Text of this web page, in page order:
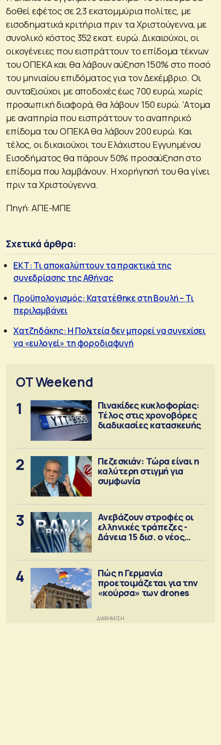
δοθεί εφέτος σε 2,3 εκατομμύρια πολίτες, με
εισοδηματικά κριτήρια πριν τα Χριστούγεννα, με
συνολικό κόστος 352 εκατ. ευρώ. Δικαιούχοι, οι
οικογένειες που εισπράττουν το επίδομα τέκνων
του ΟΠΕΚΑ και θα λάβουν αύξηση 150% στο ποσό
του μηνιαίου επιδόματος για τον Δεκέμβριο. Οι
συνταξιούχοι με αποδοχές έως 700 ευρώ, χωρίς
προσωπική διαφορά, θα λάβουν 150 ευρώ. ‘Ατομα
με αναπηρία που εισπράττουν το αναπηρικό
επίδομα του ΟΠΕΚΑ θα λάβουν 200 ευρώ. Και
τέλος, οι δικαιούχοι του Ελάχιστου Εγγυημένου
Εισοδήματος θα πάρουν 50% προσαύξηση στο
επίδομα που λαμβάνουν. Η χορήγησή του θα γίνει
πριν τα Χριστούγεννα.
Πηγή: ΑΠΕ-ΜΠΕ
Σχετικά άρθρα:
ΕΚΤ: Τι αποκαλύπτουν τα πρακτικά της
συνεδρίασης της Αθήνας
Προϋπολογισμός: Κατατέθηκε στη Βουλή – Τι
περιλαμβάνει
Χατζηδάκης: Η Πολιτεία δεν μπορεί να συνεχίσει
να «ευλογεί» τη φοροδιαφυγή
OT Weekend
1
Πινακίδες κυκλοφορίας:
Τέλος στις χρονοβόρες
διαδικασίες κατασκευής
2
Πεζεσκιάν: Τώρα είναι η
καλύτερη στιγμή για
συμφωνία
3
Ανεβάζουν στροφές οι
ελληνικές τράπεζες -
Δάνεια 15 δισ. ο νέος
4
Πώς η Γερμανία
προετοιμάζεται για την
«κούρσα» των drones